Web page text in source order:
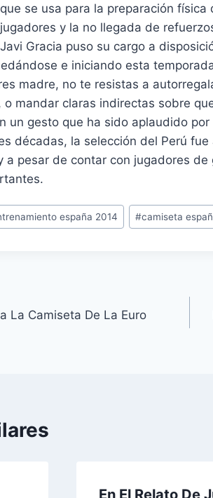
se usa para la preparación
y la no llegada de
Gracia puso su cargo a
e iniciando esta
madre, no te resistas a
o mandar claras indirectas sobre
un gesto que ha sido aplaudido
décadas, la selección del Perú
a pesar de contar con jugadores
españa 2014 #camiseta
La Camiseta De La Euro